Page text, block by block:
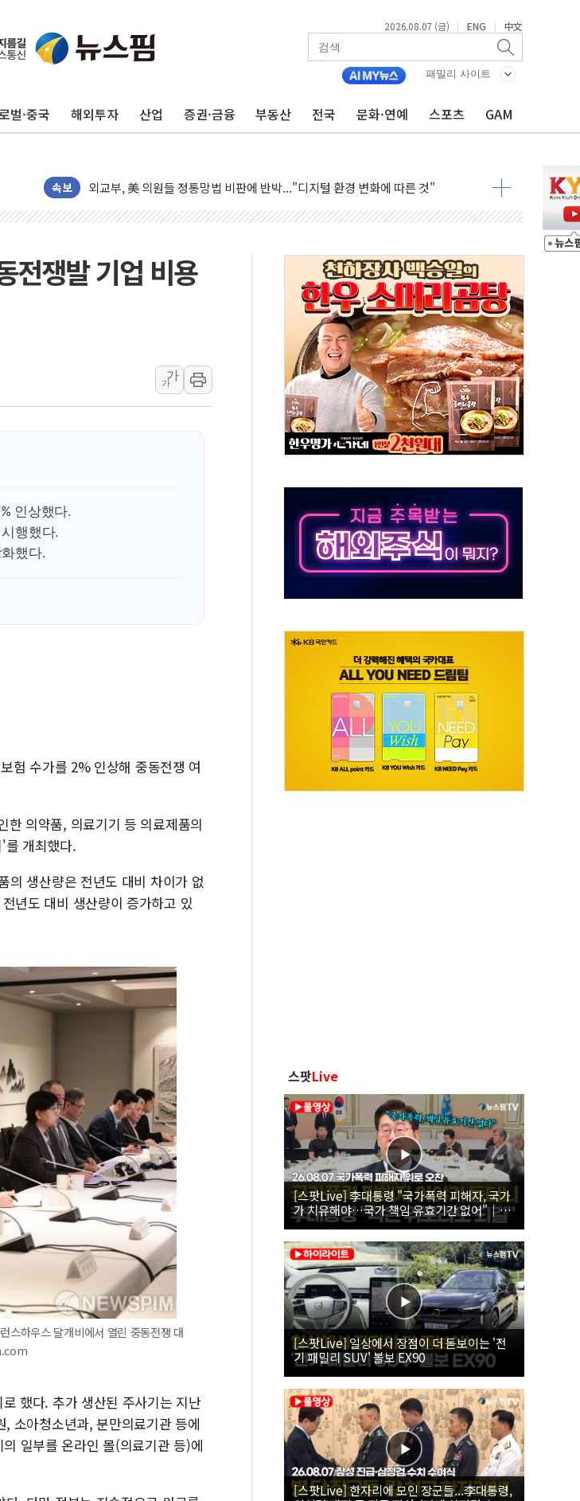
2026.08.07 (금) | ENG | 中文
패밀리 사이트
벌·중국 해외투자 산업 증권·금융 부동산 전국 문화·연예 스포츠 GAM
속보
[마감시황] 코스피, 7주 연속 하락…외국인 매도에 6258.77
중수청 임용설명회에 검사 110명 등 1100명 참석...인사·처우 관심
안동 송천동 양봉장 화재 야산으로 확산...헬기 3대 투입 진화 중
목동8단지 현설에 대우·DL·GS·현산 참여…'공사비 인상 차단' 조건
호남반도체 산단 하루 65만톤 용수 필요…절반은 하수처리수로 공급한다
[일본 증시] 닛케이, 레이저텍·SBG 실적 우려에 이틀째 하락...토픽스는 상승
롯데케미칼, 2분기 영업익 1101억 '흑자전환'
외교부, 美 의원들 정통망법 비판에 반박..."디지털 환경 변화에 따른 것"
'세기의 거래', 인도 50조원 규모 라팔 도입 속도...프랑스 인도에 판매 제안서 제출
하나은행, 7일부터 비대면 주담대 신규 취급 중단
신세계百, 포트넘앤메이슨 9주년 여름 기획세트 출시
李대통령, 국가폭력 피해자 청와대 초청 사과…"국가가 책임 다하겠다"
[기자수첩] ISA 개편, 국장 살리기보다 투자자 설득이 먼저
두나무, 경찰청 '압수 디지털자산 커스터디' 사업 맡는다
교보증권, 10일까지 코스피200 지수 기초자산 원금지급형 ELB 공모
쟁발 기업 비용
가
가
인상했다.
행했다.
했다.
험 수가를 2% 인상해 중동전쟁 여
한 의약품, 의료기기 등 의료제품의
를 개최했다.
의 생산량은 전년도 대비 차이가 없
년도 대비 생산량이 증가하고 있
스하우스 달개비에서 열린 중동전쟁 대
했다. 추가 생산된 주사기는 지난
소아청소년과, 분만의료기관 등에
일부를 온라인 몰(의료기관 등)에
스팟Live
[스팟Live] 李대통령 "국가폭력 피해자, 국가
가 치유해야…국가 책임 유효기간 없어"｜
26.08.07 국가폭력 피해자 위로 오찬
[스팟Live] 일상에서 장점이 더 돋보이는 '전
기 패밀리 SUV' 볼보 EX90
[스팟Live] 한자리에 모인 장군들...李대통령,